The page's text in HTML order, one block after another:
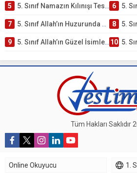
5 5. Sınıf Namazın Kılınışı Testi – Online Çöz 6 5.
7 5. Sınıf Allah’ın Huzurunda Olmak – Namaz İbadeti Testi 8 5. Sınıf
9 5. Sınıf Allah’ın Güzel İsimleri Testi – Online Çöz 10 5. Sınıf
Tüm Hakları Saklıdır
Online Okuyucu 1.